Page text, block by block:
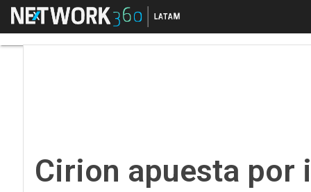
Menú Cirion apuesta por
Cirion apuesta por